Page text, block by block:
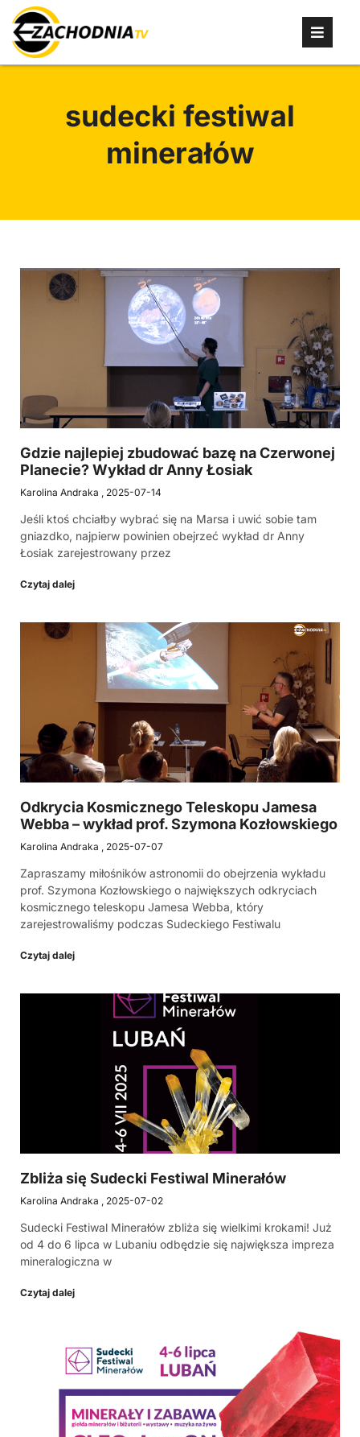
sudecki festiwal
minerałów
Gdzie najlepiej zbudować bazę na Czerwonej
Planecie? Wykład dr Anny Łosiak
Karolina Andraka 2025-07-14
Jeśli ktoś chciałby wybrać się na Marsa i uwić sobie tam
gniazdko, najpierw powinien obejrzeć wykład dr Anny
Łosiak zarejestrowany przez
Czytaj dalej
Odkrycia Kosmicznego Teleskopu Jamesa
Webba – wykład prof. Szymona Kozłowskiego
Karolina Andraka 2025-07-07
Zapraszamy miłośników astronomii do obejrzenia wykładu
prof. Szymona Kozłowskiego o największych odkryciach
kosmicznego teleskopu Jamesa Webba, który
zarejestrowaliśmy podczas Sudeckiego Festiwalu
Czytaj dalej
Zbliża się Sudecki Festiwal Minerałów
Karolina Andraka 2025-07-02
Sudecki Festiwal Minerałów zbliża się wielkimi krokami! Już
od 4 do 6 lipca w Lubaniu odbędzie się największa impreza
mineralogiczna w
Czytaj dalej